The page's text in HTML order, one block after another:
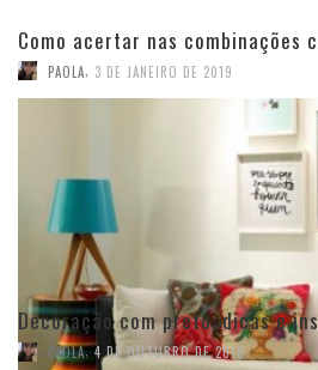
Como acertar nas combinações
PAOLA 3 DE JANEIRO DE 2019
Decoração com preto: dicas e
PAOLA, 4 DE OUTUBRO DE 2018